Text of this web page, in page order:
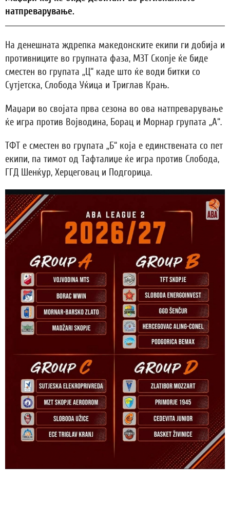
натпреварување.
На денешната ждрепка македонските екипи ги добија и
противниците во групната фаза, МЗТ Скопје ќе биде
сместен во групата „Ц“ каде што ќе води битки со
Сутјетска, Слобода Уќица и Триглав Крањ.
Маџари во својата прва сезона во ова натпреварување
ќе игра против Војводина, Борац и Морнар групата „А“.
ТФТ е сместен во групата „Б“ која е единствената со пет
екипи, па тимот од Тафталиџе ќе игра против Слобода,
ГГД Шенќур, Херцеговац и Подгорица.